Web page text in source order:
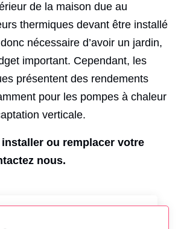
de la maison due au
thermiques devant être installé
nécessaire d’avoir un jardin,
important. Cependant, les
présentent des rendements
pour les pompes à chaleur
verticale.
installer ou remplacer votre
nous.